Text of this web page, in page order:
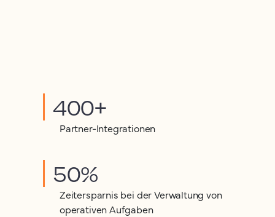
400+
Partner-Integrationen
50%
Zeitersparnis bei der Verwaltung von
operativen Aufgaben